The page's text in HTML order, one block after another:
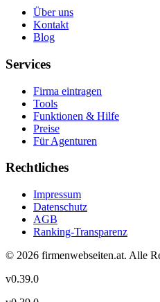
Über uns
Kontakt
Blog
Services
Firma eintragen
Tools
Funktionen & Hilfe
Preise
Für Agenturen
Rechtliches
Impressum
Datenschutz
AGB
Ranking-Transparenz
© 2026 firmenwebseiten.at. Alle
v0.39.0